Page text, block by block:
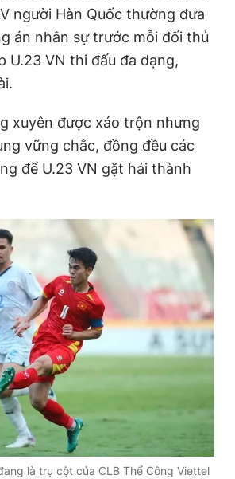
Bạn cần biết
Liên hệ quảng cáo
điện thoại
Liên hệ quảng cáo
0908 780 404
RSS
Ngọc Toàn
trực: Hải Thành
Hiếu Dũng
Việt Hưng
Đức Trung
người Hàn Quốc thường đưa
án nhân sự trước mỗi đối thủ
U.23 VN thi đấu đa dạng,
xuyên được xáo trộn nhưng
vững chắc, đồng đều các
để U.23 VN gặt hái thành
là trụ cột của CLB Thể Công Viettel